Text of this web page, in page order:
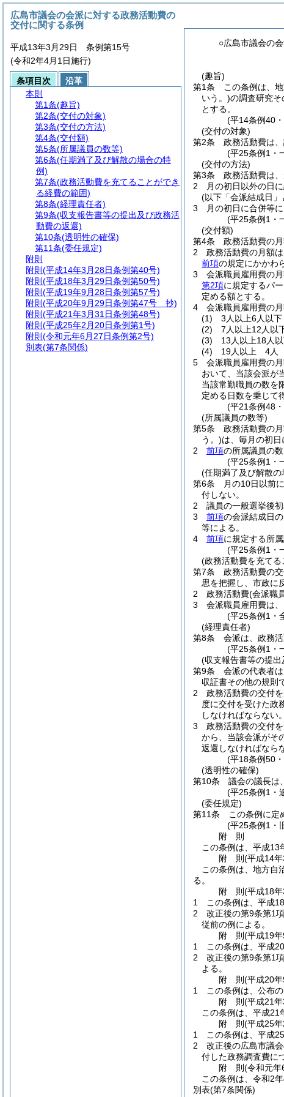
○広島市議会の
(趣旨)
第1条
この条例は、
いう。)の調査研究
とする。
(平14条例40
(交付の対象)
第2条
政務活動費は
(平25条例1・
(交付の方法)
第3条
政務活動費は
2
月の初日以外の日
(以下「会派結成日」
3
月の初日に合併等
(平25条例1・
(交付額)
第4条
政務活動費の
2
政務活動費の月額
前項の規定にかかわ
3
会派職員雇用費の
第2項に規定するパ
定める額とする。
4
会派職員雇用費の
(1)
3人以上6人以
(2)
7人以上12人以
(3)
13人以上18人
(4)
19人以上 4人
5
会派職員雇用費の月
おいて、当該会派が
当該常勤職員の数を
定める日数を乗じて
(平21条例48
(所属議員の数等)
第5条
政務活動費の
う。)は、毎月の初日
2
前項の所属議員の
(平25条例1・
(任期満了及び解散の
第6条
月の10日以前
付しない。
2
議員の一般選挙後
3
前項の会派結成日
等による。
4
前項に規定する所
(平25条例1・
(政務活動費を充て
第7条
政務活動費の
思を把握し、市政に
2
政務活動費(会派職
3
会派職員雇用費は
(平25条例1・
(経理責任者)
第8条
会派は、政務
(平25条例1・
(収支報告書等の提
第9条
会派の代表者
収証書その他の規則
2
政務活動費の交付
度に交付を受けた政
しなければならない。
3
政務活動費の交付
から、当該会派がそ
返還しなければなら
(平18条例50
(透明性の確保)
第10条
議会の議長は
(平25条例1・
(委任規定)
第11条
この条例に定
(平25条例1・
附 則
この条例は、平成13
附 則(平成14
この条例は、地方自
る。
附 則(平成18
1
この条例は、平成
2
改正後の第9条第1
従前の例による。
附 則(平成19
1
この条例は、平成
2
改正後の第9条第1
よる。
附 則(平成20
1
この条例は、公布
附 則(平成21
この条例は、平成21
附 則(平成25
1
この条例は、平成
2
改正後の広島市議
付した政務調査費に
附 則(令和元年
この条例は、令和2
別表(第7条関係)
広島市議会の会派に対する政務活動費の
交付に関する条例
平成13年3月29日 条例第15号
(令和2年4月1日施行)
条項目次
沿革
本則
第1条(趣旨)
第2条(交付の対象)
第3条(交付の方法)
第4条(交付額)
第5条(所属議員の数等)
第6条(任期満了及び解散の場合の特
例)
第7条(政務活動費を充てることができ
る経費の範囲)
第8条(経理責任者)
第9条(収支報告書等の提出及び政務活
動費の返還)
第10条(透明性の確保)
第11条(委任規定)
附則
附則 (平成14年3月28日条例第40号)
附則 (平成18年3月29日条例第50号)
附則 (平成19年9月28日条例第57号)
附則 (平成20年9月29日条例第47号 抄)
附則 (平成21年3月31日条例第48号)
附則 (平成25年2月20日条例第1号)
附則 (令和元年6月27日条例第2号)
別表(第7条関係)